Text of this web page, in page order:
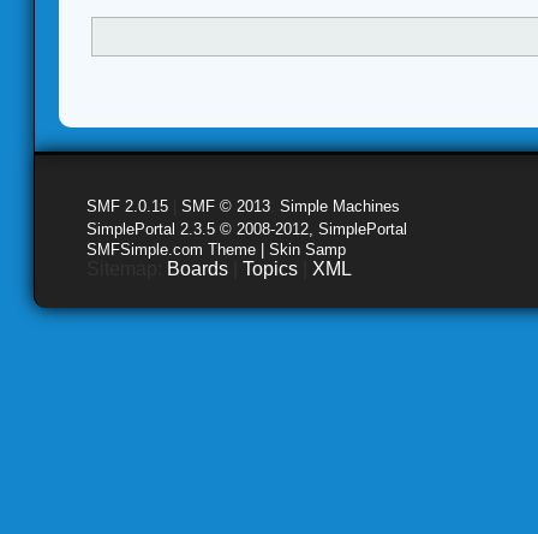
SMF 2.0.15 SMF © 2013 Simple Machines
SimplePortal 2.3.5 © 2008-2012, SimplePortal
SMFSimple.com Theme | Skin Samp
Boards Topics XML